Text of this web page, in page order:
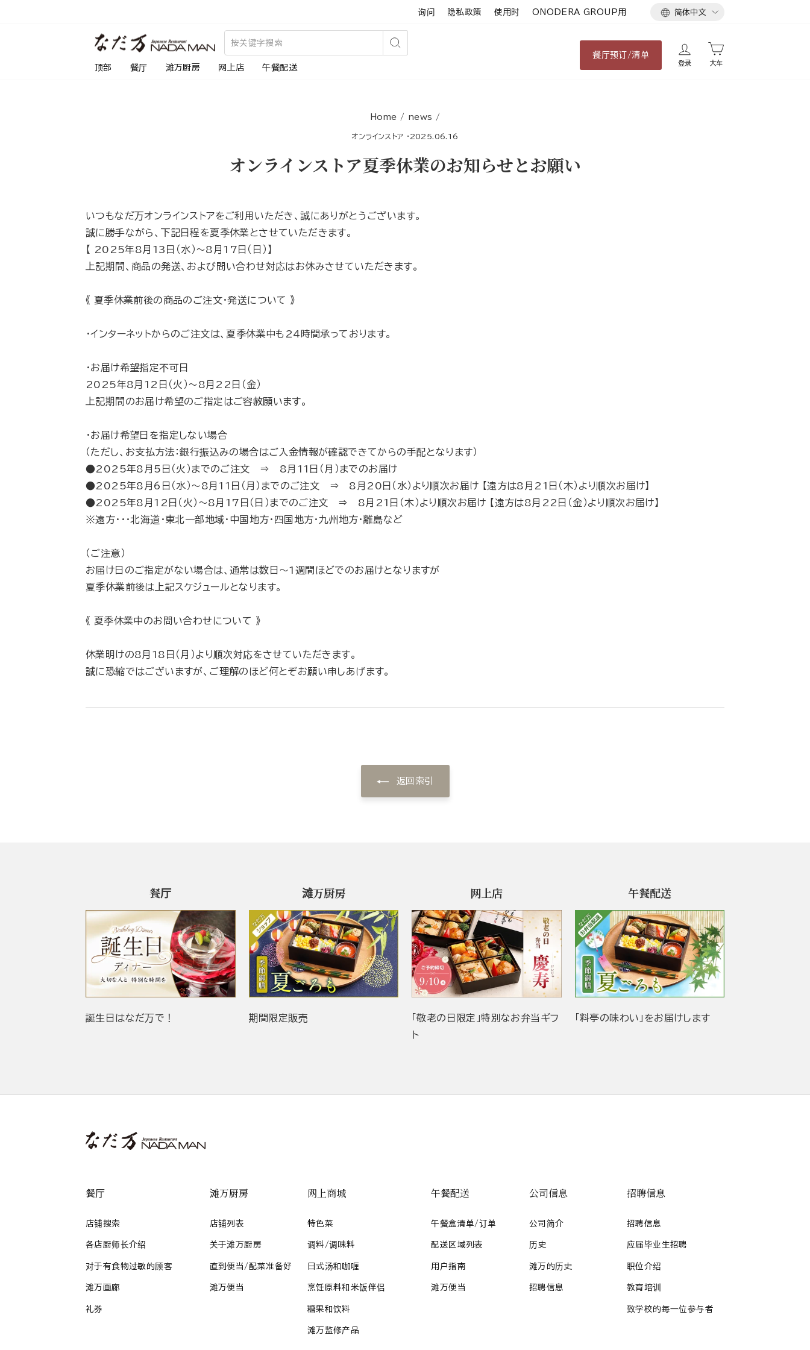
询问 隐私政策 使用时 ONODERA GROUP用
语
简体中文
搜
顶部 餐厅 滩万厨房 网上店 午餐配送
餐厅预订/清单
登录 大车
Home / news /
オンラインストア · 2025.06.16
オンラインストア夏季休業のお知らせとお願い
いつもなだ万オンラインストアをご利用いただき、誠にありがとうございます。
誠に勝手ながら、下記日程を夏季休業とさせていただきます。
【 2025年8月13日（水）～8月17日（日）】
上記期間、商品の発送、および問い合わせ対応はお休みさせていただきます。
《 夏季休業前後の商品のご注文・発送について 》
・インターネットからのご注文は、夏季休業中も24時間承っております。
・お届け希望指定不可日
2025年8月12日（火）～8月22日（金）
上記期間のお届け希望のご指定はご容赦願います。
・お届け希望日を指定しない場合
（ただし、お支払方法：銀行振込みの場合はご入金情報が確認できてからの手配となります）
●2025年8月5日（火）までのご注文 ⇒ 8月11日（月）までのお届け
●2025年8月6日（水）～8月11日（月）までのご注文 ⇒ 8月20日（水）より順次お届け 【遠方は8月21日（木）より順次お届け】
●2025年8月12日（火）～8月17日（日）までのご注文 ⇒ 8月21日（木）より順次お届け 【遠方は8月22日（金）より順次お届け】
※遠方・・・北海道・東北一部地域・中国地方・四国地方・九州地方・離島など
（ご注意）
お届け日のご指定がない場合は、通常は数日～1週間ほどでのお届けとなりますが
夏季休業前後は上記スケジュールとなります。
《 夏季休業中のお問い合わせについて 》
休業明けの8月18日（月）より順次対応をさせていただきます。
誠に恐縮ではございますが、ご理解のほど何とぞお願い申しあげます。
返回索引
餐厅
誕生日はなだ万で！
滩万厨房
期間限定販売
网上店
「敬老の日限定」特別なお弁当ギフ
ト
午餐配送
「料亭の味わい」をお届けします
餐厅
店铺搜索
各店厨师长介绍
对于有食物过敏的顾客
滩万画廊
礼券
滩万厨房
店铺列表
关于滩万厨房
直到便当/配菜准备好
滩万便当
网上商城
特色菜
调料/调味料
日式汤和咖喱
烹饪原料和米饭伴侣
糖果和饮料
滩万监修产品
午餐配送
午餐盒清单/订单
配送区域列表
用户指南
滩万便当
公司信息
公司简介
历史
滩万的历史
招聘信息
招聘信息
招聘信息
应届毕业生招聘
职位介绍
教育培训
致学校的每一位参与者